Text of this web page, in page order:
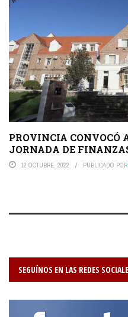
PROVINCIA CONVOCÓ
JORNADA DE
12 OCTUBRE, 2022 PUBLICADO POR
SEGUÍNOS EN LAS REDES